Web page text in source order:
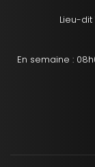
Lieu-
En semaine :